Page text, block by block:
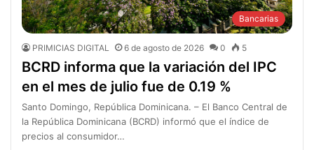
Bancarias
PRIMICIAS DIGITAL 6 de agosto de 2026 0 5
BCRD informa que la variación del IPC
en el mes de julio fue de 0.19 %
Santo Domingo, República Dominicana. – El Banco Central de
la República Dominicana (BCRD) informó que el índice de
precios al consumidor…